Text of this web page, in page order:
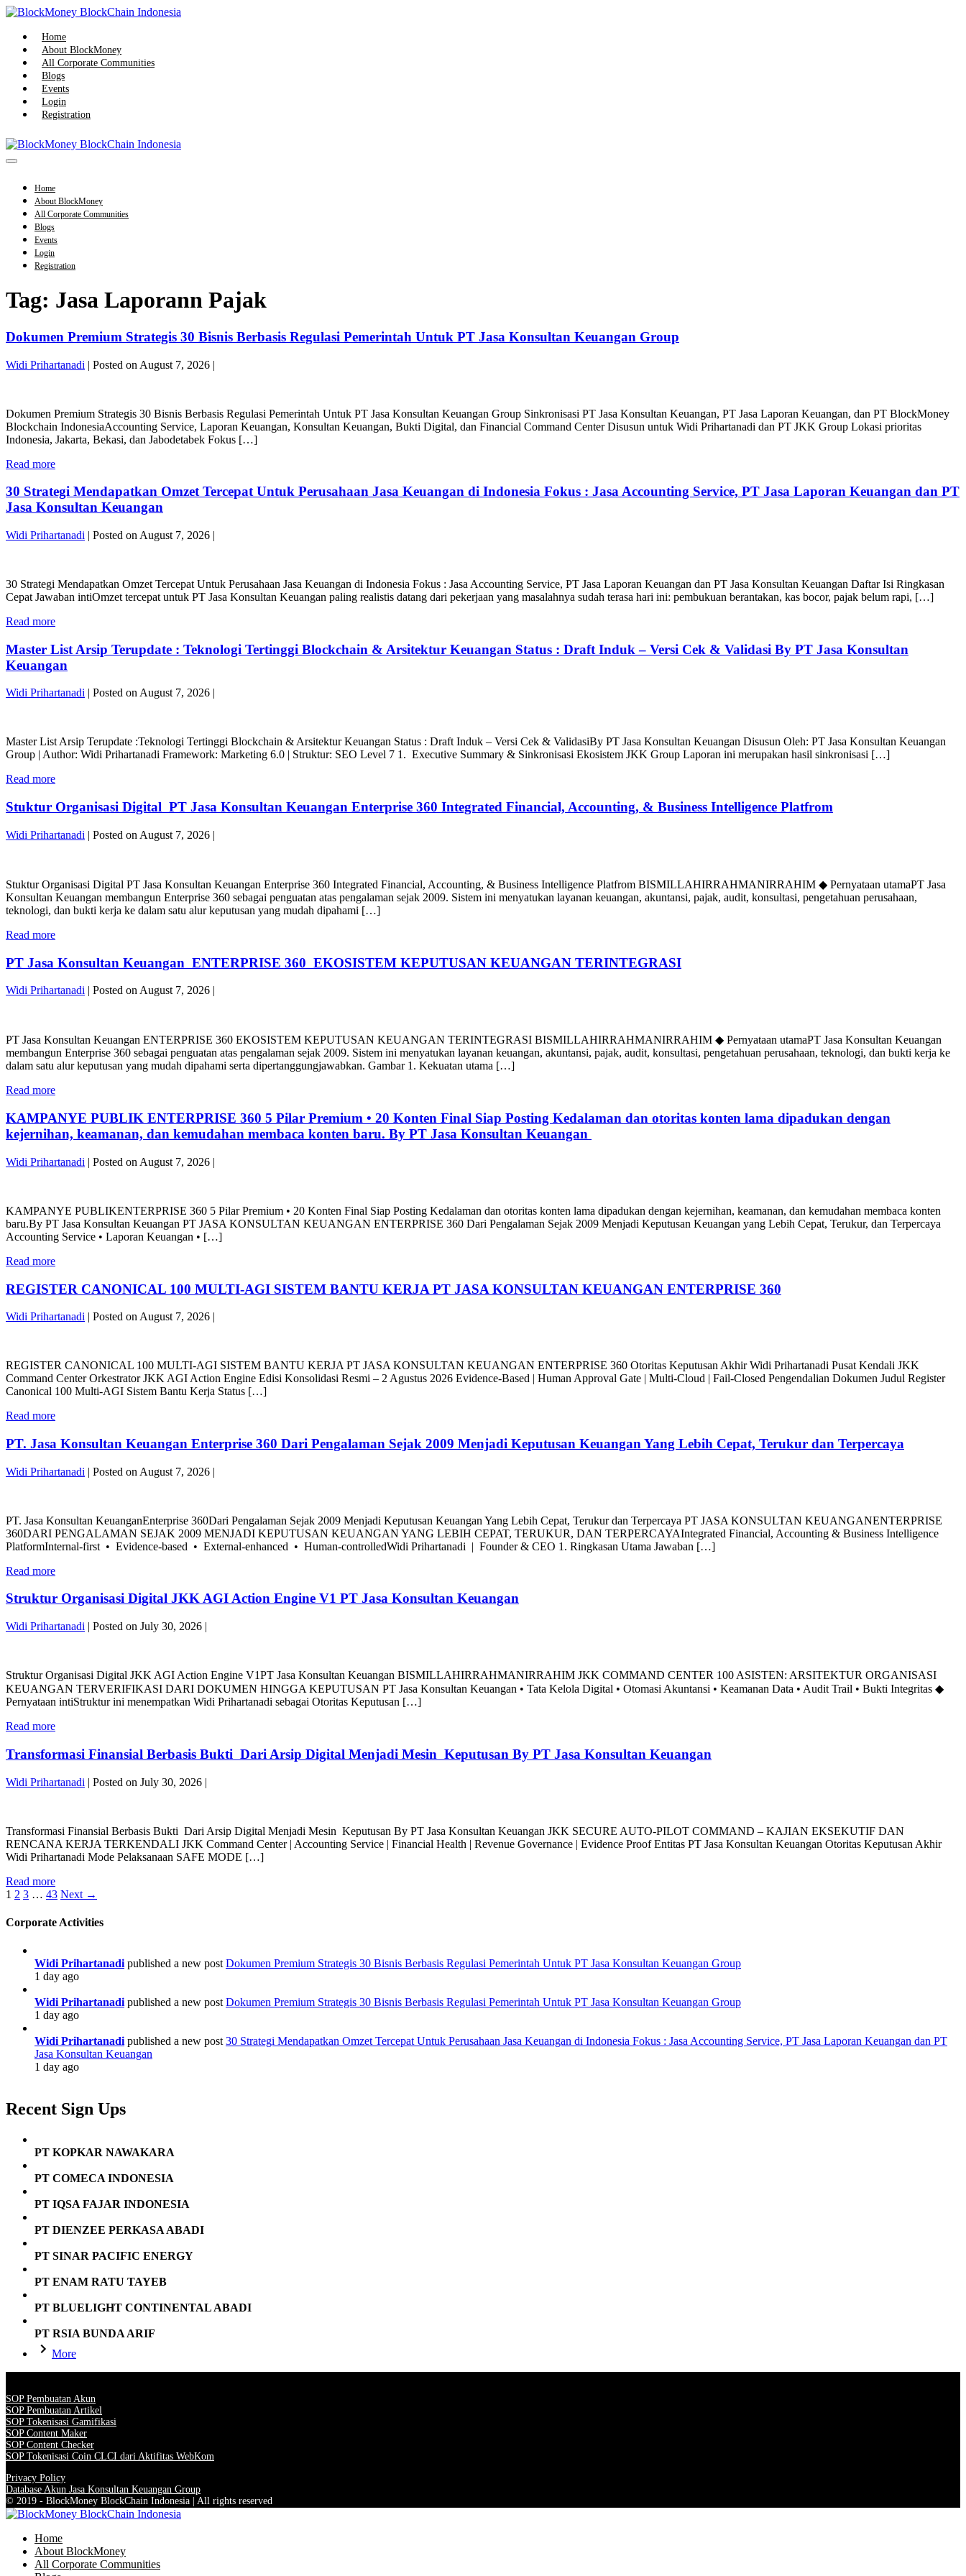
Skip
content
Home
About BlockMoney
All Corporate Communities
Blogs
Events
Login
Registration
Menu
Home
About BlockMoney
All Corporate Communities
Blogs
Events
Login
Registration
Tag: Jasa Laporann Pajak
Dokumen Premium Strategis 30 Bisnis Berbasis Regulasi Pemerintah Untuk PT Jasa Konsultan Keuangan Group
Widi Prihartanadi | Posted on August 7, 2026 |
Strategis
30
Bisnis
Regulasi
Untuk
PT
Konsultan
Keuangan
Dokumen Premium Strategis 30 Bisnis Berbasis Regulasi Pemerintah Untuk PT Jasa Konsultan Keuangan Group Sinkronisasi PT Jasa Konsultan Keuangan, PT Jasa Laporan Keuangan, dan PT BlockMoney
Blockchain IndonesiaAccounting Service, Laporan Keuangan, Konsultan Keuangan, Bukti Digital, dan Financial Command Center Disusun untuk Widi Prihartanadi dan PT JKK Group Lokasi prioritas
Indonesia, Jakarta, Bekasi, dan Jabodetabek Fokus […]
Read moreDokumen
Strategis
30
Bisnis
Regulasi
PT
Jasa
Keuangan
30 Strategi Mendapatkan Omzet Tercepat Untuk Perusahaan Jasa Keuangan di Indonesia Fokus : Jasa Accounting Service, PT Jasa Laporan Keuangan dan PT
Jasa Konsultan Keuangan
Widi Prihartanadi | Posted on August 7, 2026 |
Mendapatkan
Omzet
Untuk
Jasa
Keuangan
di
Indonesia
Fokus
Accounting
Service,
Jasa
Keuangan
PT
Jasa
30 Strategi Mendapatkan Omzet Tercepat Untuk Perusahaan Jasa Keuangan di Indonesia Fokus : Jasa Accounting Service, PT Jasa Laporan Keuangan dan PT Jasa Konsultan Keuangan Daftar Isi Ringkasan
Cepat Jawaban intiOmzet tercepat untuk PT Jasa Konsultan Keuangan paling realistis datang dari pekerjaan yang masalahnya sudah terasa hari ini: pembukuan berantakan, kas bocor, pajak belum rapi, […]
Read more30
Mendapatkan
Omzet
Tercepat
Perusahaan
di
Indonesia
:
Accounting
Service,
Jasa
dan
PT
Jasa
Konsultan
Keuangan
Master List Arsip Terupdate : Teknologi Tertinggi Blockchain & Arsitektur Keuangan Status : Draft Induk – Versi Cek & Validasi By PT Jasa Konsultan
Keuangan
Widi Prihartanadi Posted onAugust 7, 2026
Arsip
Terupdate
Teknologi
Blockchain
Arsitektur
Draft
Induk
–
Cek
Validasi
PT
Master List Arsip Terupdate :Teknologi Tertinggi Blockchain & Arsitektur Keuangan Status : Draft Induk – Versi Cek & ValidasiBy PT Jasa Konsultan Keuangan Disusun Oleh: PT Jasa Konsultan Keuangan
Group | Author: Widi Prihartanadi Framework: Marketing 6.0 | Struktur: SEO Level 7 1. Executive Summary & Sinkronisasi Ekosistem JKK Group Laporan ini merupakan hasil sinkronisasi […]
Read moreMaster
Arsip
Terupdate
:
Teknologi
&
Arsitektur
Keuangan
:
Induk
–
Versi
Cek
By
PT
Jasa
Keuangan
Stuktur Organisasi Digital PT Jasa Konsultan Keuangan Enterprise 360 Integrated Financial, Accounting, & Business Intelligence Platfrom
Widi Prihartanadi | Posted on August 7, 2026 |
Digital
PT
Jasa
Keuangan
360
Financial,
Intelligence
Platfrom
Stuktur Organisasi Digital PT Jasa Konsultan Keuangan Enterprise 360 Integrated Financial, Accounting, & Business Intelligence Platfrom BISMILLAHIRRAHMANIRRAHIM ◆ Pernyataan utamaPT Jasa
Konsultan Keuangan membangun Enterprise 360 sebagai penguatan atas pengalaman sejak 2009. Sistem ini menyatukan layanan keuangan, akuntansi, pajak, audit, konsultasi, pengetahuan perusahaan,
teknologi, dan bukti kerja ke dalam satu alur keputusan yang mudah dipahami […]
Read moreStuktur
Digital
PT
Jasa
Konsultan
360
Integrated
Financial,
&
Intelligence
Platfrom
PT Jasa Konsultan Keuangan ENTERPRISE 360 EKOSISTEM KEPUTUSAN KEUANGAN TERINTEGRASI
Widi Prihartanadi | Posted on August 7, 2026 |
Konsultan
Keuangan
ENTERPRISE
EKOSISTEM
KEUANGAN
TERINTEGRASI
PT Jasa Konsultan Keuangan ENTERPRISE 360 EKOSISTEM KEPUTUSAN KEUANGAN TERINTEGRASI BISMILLAHIRRAHMANIRRAHIM ◆ Pernyataan utamaPT Jasa Konsultan Keuangan
membangun Enterprise 360 sebagai penguatan atas pengalaman sejak 2009. Sistem ini menyatukan layanan keuangan, akuntansi, pajak, audit, konsultasi, pengetahuan perusahaan, teknologi, dan bukti kerja ke
dalam satu alur keputusan yang mudah dipahami serta dipertanggungjawabkan. Gambar 1. Kekuatan utama […]
Read morePT
Konsultan
Keuangan
ENTERPRISE
EKOSISTEM
TERINTEGRASI
KAMPANYE PUBLIK ENTERPRISE 360 5 Pilar Premium • 20 Konten Final Siap Posting Kedalaman dan otoritas konten lama dipadukan dengan
kejernihan, keamanan, dan kemudahan membaca konten baru. By PT Jasa Konsultan Keuangan
Widi Prihartanadi | Posted on August 7, 2026 |
ENTERPRISE
360
5
Premium
20
Final
dan
otoritas
konten
dipadukan
kejernihan,
dan
baru.
By
PT
Konsultan
KAMPANYE PUBLIKENTERPRISE 360 5 Pilar Premium • 20 Konten Final Siap Posting Kedalaman dan otoritas konten lama dipadukan dengan kejernihan, keamanan, dan kemudahan membaca konten
baru.By PT Jasa Konsultan Keuangan PT JASA KONSULTAN KEUANGAN ENTERPRISE 360 Dari Pengalaman Sejak 2009 Menjadi Keputusan Keuangan yang Lebih Cepat, Terukur, dan Terpercaya
Accounting Service • Laporan Keuangan • […]
Read moreKAMPANYE
ENTERPRISE
360
5
Pilar
20
Konten
Final
Posting
dan
konten
lama
kejernihan,
keamanan,
dan
membaca
baru.
PT
Jasa
REGISTER CANONICAL 100 MULTI-AGI SISTEM BANTU KERJA PT JASA KONSULTAN KEUANGAN ENTERPRISE 360
Widi Prihartanadi | Posted on August 7, 2026 |
100
MULTI-
AGI
BANTU
PT
KONSULTAN
REGISTER CANONICAL 100 MULTI-AGI SISTEM BANTU KERJA PT JASA KONSULTAN KEUANGAN ENTERPRISE 360 Otoritas Keputusan Akhir Widi Prihartanadi Pusat Kendali JKK
Command Center Orkestrator JKK AGI Action Engine Edisi Konsolidasi Resmi – 2 Agustus 2026 Evidence-Based | Human Approval Gate | Multi-Cloud | Fail-Closed Pengendalian Dokumen Judul Register
Canonical 100 Multi-AGI Sistem Bantu Kerja Status […]
Read moreREGISTER
100
MULTI-
AGI
SISTEM
PT
JASA
KONSULTAN
ENTERPRISE
PT. Jasa Konsultan Keuangan Enterprise 360 Dari Pengalaman Sejak 2009 Menjadi Keputusan Keuangan Yang Lebih Cepat, Terukur dan Terpercaya
Widi Prihartanadi | Posted on August 7, 2026 |
Konsultan
Keuangan
Enterprise
Dari
Sejak
Menjadi
Lebih
Cepat,
Terukur
Terpercaya
PT. Jasa Konsultan KeuanganEnterprise 360Dari Pengalaman Sejak 2009 Menjadi Keputusan Keuangan Yang Lebih Cepat, Terukur dan Terpercaya PT JASA KONSULTAN KEUANGANENTERPRISE
360DARI PENGALAMAN SEJAK 2009 MENJADI KEPUTUSAN KEUANGAN YANG LEBIH CEPAT, TERUKUR, DAN TERPERCAYAIntegrated Financial, Accounting & Business Intelligence
PlatformInternal-first • Evidence-based • External-enhanced • Human-controlledWidi Prihartanadi | Founder & CEO 1. Ringkasan Utama Jawaban […]
Read morePT.
Konsultan
Keuangan
Enterprise
360
Sejak
2009
Menjadi
Keuangan
Lebih
Cepat,
Terukur
dan
Struktur Organisasi Digital JKK AGI Action Engine V1 PT Jasa Konsultan Keuangan
Widi Prihartanadi | Posted on July 30, 2026 |
Digital
JKK
AGI
Engine
PT
Konsultan
Struktur Organisasi Digital JKK AGI Action Engine V1PT Jasa Konsultan Keuangan BISMILLAHIRRAHMANIRRAHIM JKK COMMAND CENTER 100 ASISTEN: ARSITEKTUR ORGANISASI
KEUANGAN TERVERIFIKASI DARI DOKUMEN HINGGA KEPUTUSAN PT Jasa Konsultan Keuangan • Tata Kelola Digital • Otomasi Akuntansi • Keamanan Data • Audit Trail • Bukti Integritas ◆
Pernyataan intiStruktur ini menempatkan Widi Prihartanadi sebagai Otoritas Keputusan […]
Read moreStruktur
Digital
JKK
AGI
Action
PT
Jasa
Konsultan
Transformasi Finansial Berbasis Bukti Dari Arsip Digital Menjadi Mesin Keputusan By PT Jasa Konsultan Keuangan
Widi Prihartanadi | Posted on July 30, 2026 |
Berbasis
Bukti
Dari
Digital
Menjadi
Keputusan
Konsultan
Keuangan
Transformasi Finansial Berbasis Bukti Dari Arsip Digital Menjadi Mesin Keputusan By PT Jasa Konsultan Keuangan JKK SECURE AUTO-PILOT COMMAND – KAJIAN EKSEKUTIF DAN
RENCANA KERJA TERKENDALI JKK Command Center | Accounting Service | Financial Health | Revenue Governance | Evidence Proof Entitas PT Jasa Konsultan Keuangan Otoritas Keputusan Akhir
Widi Prihartanadi Mode Pelaksanaan SAFE MODE […]
Read moreTransformasi
Finansial
Bukti
Digital
Menjadi
Mesin
Keputusan
By
PT
Jasa
Konsultan
Keuangan
Posts
pagination
1 2 3 … 43 Next →
Corporate Activities
Widi Prihartanadi published a new post Dokumen Premium Strategis 30 Bisnis Berbasis Regulasi Pemerintah Untuk PT Jasa Konsultan Keuangan Group
1 day ago
Widi Prihartanadi published a new post Dokumen Premium Strategis 30 Bisnis Berbasis Regulasi Pemerintah Untuk PT Jasa Konsultan Keuangan Group
1 day ago
Widi Prihartanadi published a new post 30 Strategi Mendapatkan Omzet Tercepat Untuk Perusahaan Jasa Keuangan di Indonesia Fokus : Jasa Accounting Service, PT Jasa Laporan Keuangan dan PT
Jasa Konsultan Keuangan
1 day ago
Recent Sign Ups
PT KOPKAR NAWAKARA
PT COMECA INDONESIA
PT IQSA FAJAR INDONESIA
PT DIENZEE PERKASA ABADI
PT SINAR PACIFIC ENERGY
PT ENAM RATU TAYEB
PT BLUELIGHT CONTINENTAL ABADI
PT RSIA BUNDA ARIF
More
SOP Pembuatan Akun
SOP Pembuatan Artikel
SOP Tokenisasi Gamifikasi
SOP Content Maker
SOP Content Checker
SOP Tokenisasi Coin CLCI dari Aktifitas WebKom
Privacy Policy
Database Akun Jasa Konsultan Keuangan Group
© 2019 - BlockMoney BlockChain Indonesia | All rights reserved
Home
About BlockMoney
All Corporate Communities